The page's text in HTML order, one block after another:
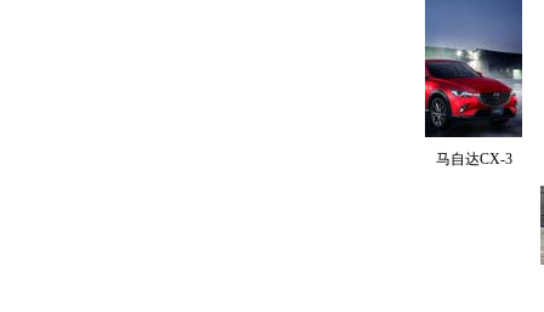
马自达CX-3